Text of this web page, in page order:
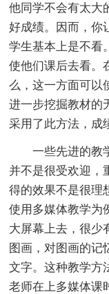
他同学不会有太大
好成绩。因而，你
学生基本上是不看
使他们课后去看。
么，这一方面可以
进一步挖掘教材的
采用了此方法，成
一些先进的教学
并不是很受欢迎，
得的效果不是很理
使用多媒体教学为
大屏幕上去，很少
图画，对图画的记
文字。这种教学方
老师在上多媒体课